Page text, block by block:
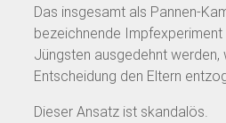
Das insgesamt als Pannen-
bezeichnende
Jüngsten ausgedehnt werden,
Entscheidung den Eltern
Dieser Ansatz ist skandalös.